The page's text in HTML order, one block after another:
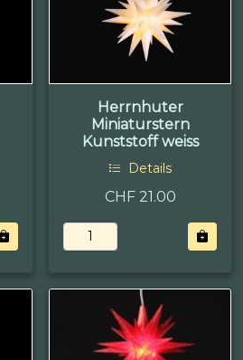
Herrnhuter
Miniaturstern
Kunststoff weiss
Details
CHF 21.00